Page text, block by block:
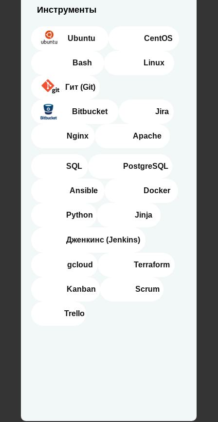
Инструменты
⠀⠀⠀⠀Ubuntu ⠀⠀⠀⠀⠀CentOS
⠀⠀⠀⠀⠀Bash ⠀⠀⠀⠀⠀Linux
⠀⠀⠀⠀⠀Гит (Git)
⠀⠀⠀⠀⠀Bitbucket ⠀⠀⠀⠀⠀ Jira
⠀⠀⠀⠀⠀Nginx ⠀⠀⠀⠀⠀Apache
⠀⠀⠀⠀⠀SQL ⠀⠀⠀⠀⠀ PostgreSQL
⠀⠀⠀⠀⠀ Ansible ⠀⠀⠀⠀⠀ Docker
⠀⠀⠀⠀⠀ Python ⠀⠀⠀⠀⠀Jinja
⠀⠀⠀⠀⠀Дженкинс (Jenkins)
⠀⠀⠀⠀⠀ gcloud ⠀⠀⠀⠀⠀ Terraform
⠀⠀⠀⠀⠀ Kanban ⠀⠀⠀⠀⠀ Scrum
⠀⠀⠀⠀⠀ Trello